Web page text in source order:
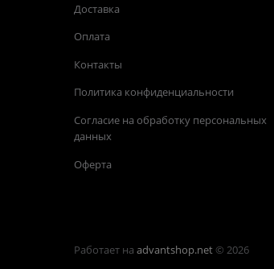
Доставка
Оплата
Контакты
Политика конфиденциальности
Согласие на обработку персональных
данных
Оферта
Работает на advantshop.net© 2026